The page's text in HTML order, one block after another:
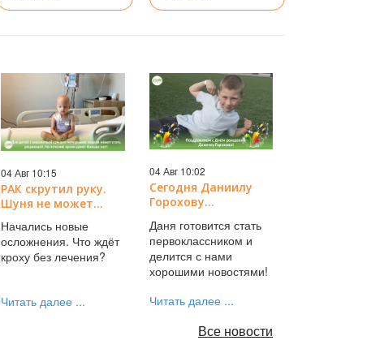
04 Авг 10:15
РАК скрутил руку.
Шуня не может
Срочная помощь!
Начались новые
осложнения. Что ждёт
кроху без лечения?
Читать далее ...
04 Авг 10:02
Сегодня Даниилу
Горохову
Поздравляем!
Даня готовится стать
первоклассником и
делится с нами
хорошими новостями!
Читать далее ...
Все новости